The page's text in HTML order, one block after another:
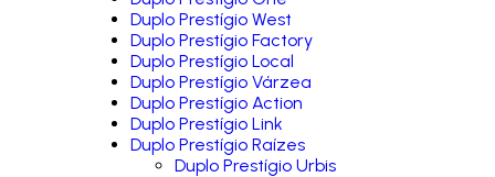
Duplo Prestígio West
Duplo Prestígio Factory
Duplo Prestígio Local
Duplo Prestígio Várzea
Duplo Prestígio Action
Duplo Prestígio Link
Duplo Prestígio Raízes
Duplo Prestígio Urbis